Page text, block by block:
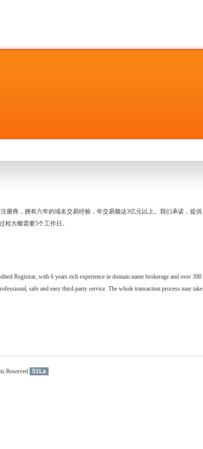
册商，拥有六年的域名交易经验，年交易额达3亿元以上。我们承诺，提供
大概需要5个工作日。
Registrar, with 6 years rich experience in domain name brokerage and over 300
safe and easy third-party service. The whole transaction process may take
Reserved 51La